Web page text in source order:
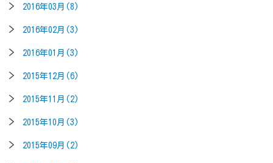
2016年03月(8)
2016年02月(3)
2016年01月(3)
2015年12月(6)
2015年11月(2)
2015年10月(3)
2015年09月(2)